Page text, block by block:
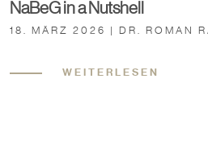
NaBeG in a Nutshell
18. MÄRZ 2026 | DR. ROMAN
WEITERLESEN